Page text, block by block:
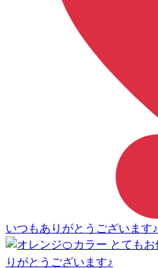
いつもありがとうございます♪